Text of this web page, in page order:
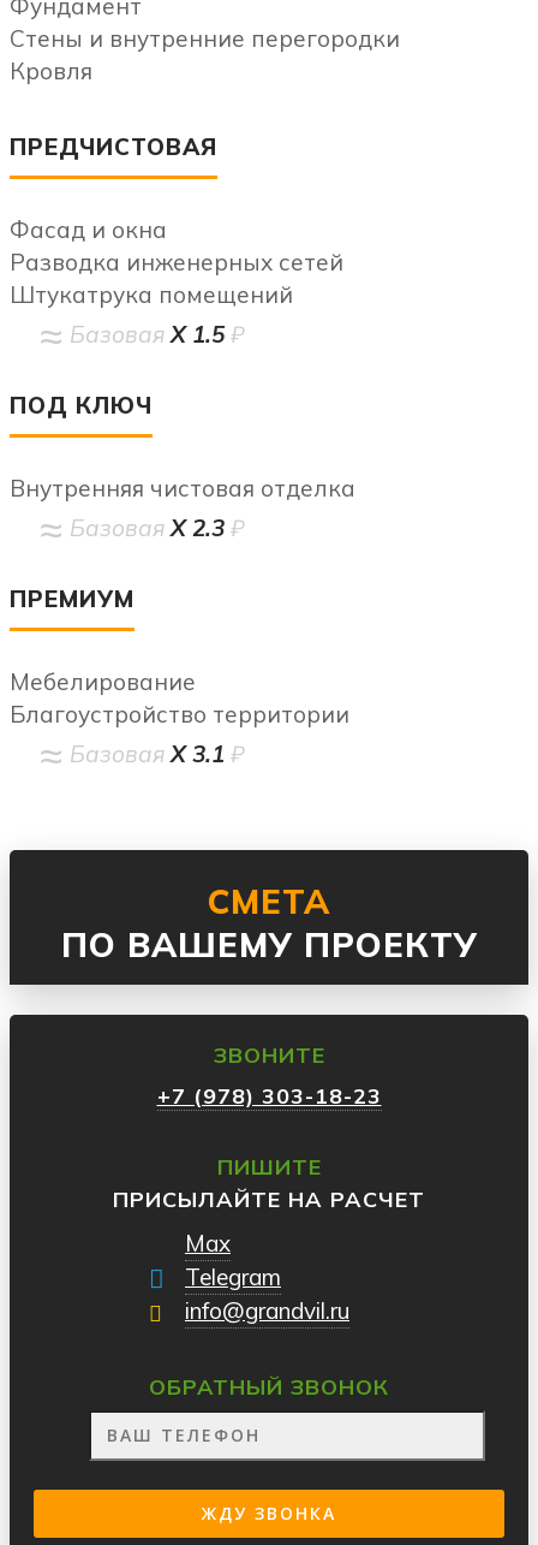
Фундамент
Стены и внутренние перегородки
Кровля
ПРЕДЧИСТОВАЯ
Фасад и окна
Разводка инженерных сетей
Штукатрука помещений
БазоваяХ 1.5₽
ПОД КЛЮЧ
Внутренняя чистовая отделка
БазоваяХ 2.3 ₽
ПРЕМИУМ
Мебелирование
Благоустройство территории
БазоваяХ 3.1 ₽
СМЕТА
ПО ВАШЕМУ ПРОЕКТУ
ЗВОНИТЕ
+7 (978) 303-18-23
ПИШИТЕ
ПРИСЫЛАЙТЕ НА РАСЧЕТ
Max
Telegram
info@grandvil.ru
ОБРАТНЫЙ ЗВОНОК